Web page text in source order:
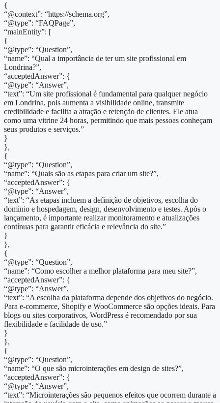
{
“@context”: “https://schema.org”,
“@type”: “FAQPage”,
“mainEntity”: [
{
“@type”: “Question”,
“name”: “Qual a importância de ter um site profissional em
Londrina?”,
“acceptedAnswer”: {
“@type”: “Answer”,
“text”: “Um site profissional é fundamental para qualquer negócio
em Londrina, pois aumenta a visibilidade online, transmite
credibilidade e facilita a atração e retenção de clientes. Ele atua
como uma vitrine 24 horas, permitindo que mais pessoas conheçam
seus produtos e serviços.”
}
},
{
“@type”: “Question”,
“name”: “Quais são as etapas para criar um site?”,
“acceptedAnswer”: {
“@type”: “Answer”,
“text”: “As etapas incluem a definição de objetivos, escolha do
domínio e hospedagem, design, desenvolvimento e testes. Após o
lançamento, é importante realizar monitoramento e atualizações
contínuas para garantir eficácia e relevância do site.”
}
},
{
“@type”: “Question”,
“name”: “Como escolher a melhor plataforma para meu site?”,
“acceptedAnswer”: {
“@type”: “Answer”,
“text”: “A escolha da plataforma depende dos objetivos do negócio.
Para e-commerce, Shopify e WooCommerce são opções ideais. Para
blogs ou sites corporativos, WordPress é recomendado por sua
flexibilidade e facilidade de uso.”
}
},
{
“@type”: “Question”,
“name”: “O que são microinterações em design de sites?”,
“acceptedAnswer”: {
“@type”: “Answer”,
“text”: “Microinterações são pequenos efeitos que ocorrem durante a